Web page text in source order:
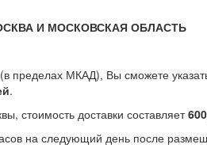
И МОСКОВСКАЯ ОБЛАСТЬ
(в пределах МКАД), Вы сможете
.
стоимость доставки составляет
на следующий день после